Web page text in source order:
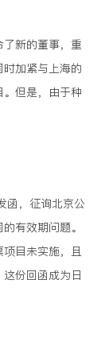
新的董事，重
加紧与上海的
但是，由于种
函，征询北京公
有效期问题。
目未实施，且
份回函成为日